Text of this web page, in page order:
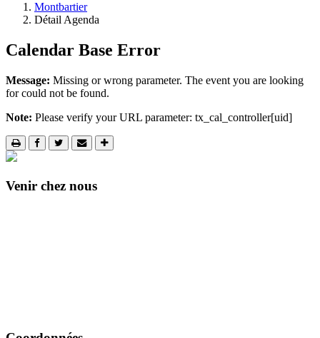
Montbartier
Détail Agenda
Calendar Base Error
Message: Missing or wrong parameter. The event you are looking
for could not be found.
Note: Please verify your URL parameter: tx_cal_controller[uid]
Venir chez nous